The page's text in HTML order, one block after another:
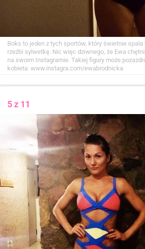
Boks to jeden z tych sportów, który świetnie spala
rzeźbi sylwetkę. Nic więc dziwnego, że Ewa
na swoim Instagramie. Takiej figury może
kobieta. www.instagra.com/ewabrodnicka
5 z 11